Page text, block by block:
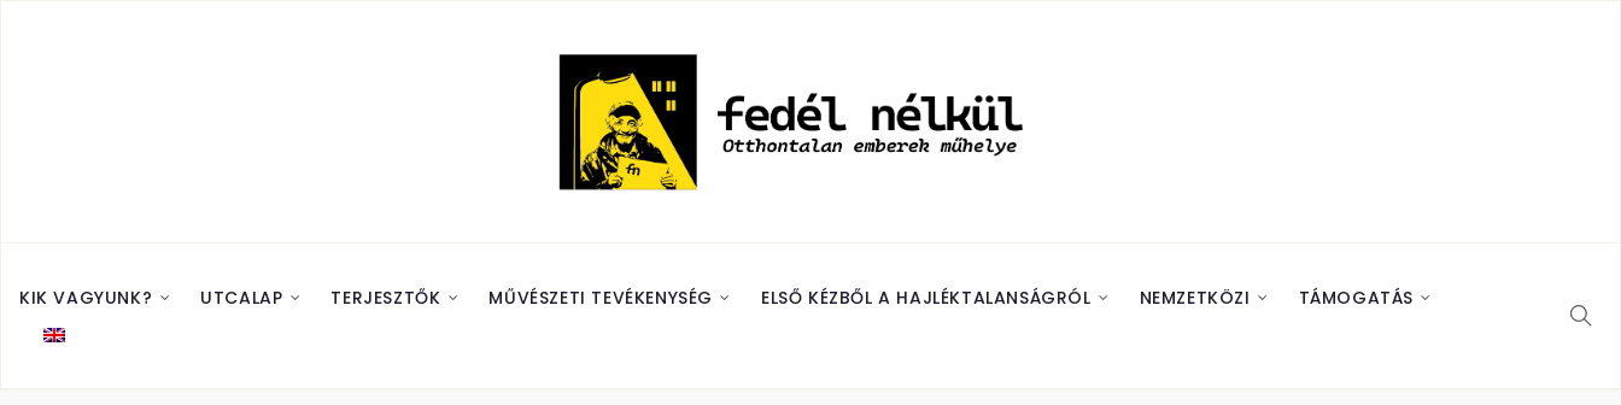
KIK VAGYUNK? UTCALAP TERJESZTŐK MŰVÉSZETI TEVÉKENYSÉG ELSŐ KÉZBŐL A HAJLÉKTALANSÁGRÓL NEMZETKÖZI TÁMOGATÁS